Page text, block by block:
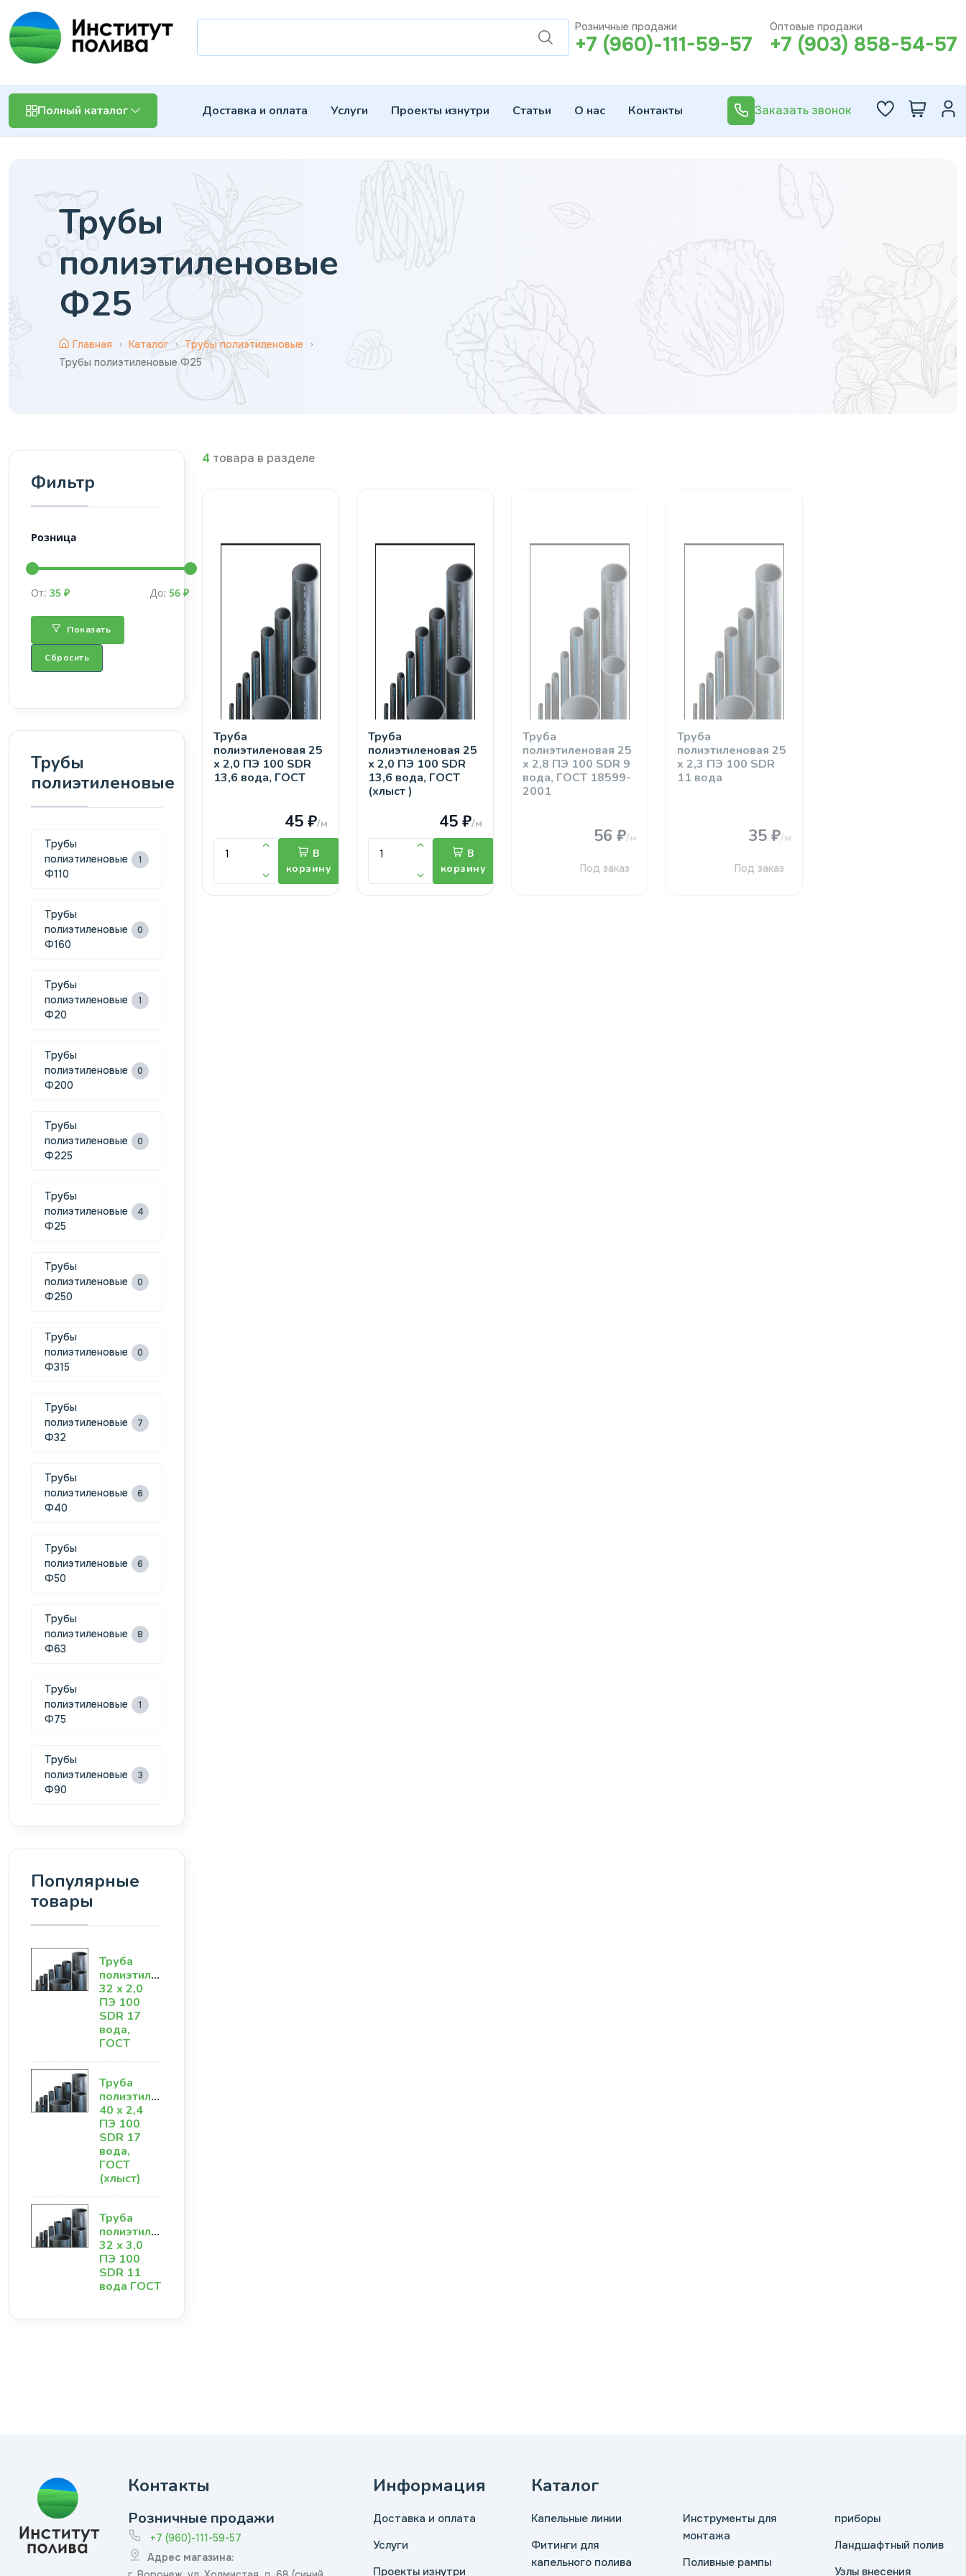
Розничные продажи
+7 (960)-111-59-57
Оптовые продажи
+7 (903) 858-54-57
Полный каталог Доставка и оплата Услуги Проекты изнутри Статьи О нас Контакты Заказать звонок
Трубы
полиэтиленовые
Ф25
Главная Каталог
Трубы полиэтиленовые
Трубы полиэтиленовые Ф25
Фильтр
Розница
От:35 ₽ До:56 ₽
Показать
Сбросить
Трубы
полиэтиленовые
Трубы
полиэтиленовые
Ф110
1
Трубы
полиэтиленовые
Ф160
0
Трубы
полиэтиленовые
Ф20
1
Трубы
полиэтиленовые
Ф200
0
Трубы
полиэтиленовые
Ф225
0
Трубы
полиэтиленовые
Ф25
4
Трубы
полиэтиленовые
Ф250
0
Трубы
полиэтиленовые
Ф315
0
Трубы
полиэтиленовые
Ф32
7
Трубы
полиэтиленовые
Ф40
6
Трубы
полиэтиленовые
Ф50
6
Трубы
полиэтиленовые
Ф63
8
Трубы
полиэтиленовые
Ф75
1
Трубы
полиэтиленовые
Ф90
3
Популярные
товары
Труба
полиэтиленовая
32 х 2,0
ПЭ 100
SDR 17
вода,
ГОСТ
Труба
полиэтиленовая
40 х 2,4
ПЭ 100
SDR 17
вода,
ГОСТ
(хлыст)
Труба
полиэтиленовая
32 х 3,0
ПЭ 100
SDR 11
вода ГОСТ
4 товара в разделе
Труба
полиэтиленовая 25
х 2,0 ПЭ 100 SDR
13,6 вода, ГОСТ
45 ₽/м
В
корзину
Труба
полиэтиленовая 25
х 2,0 ПЭ 100 SDR
13,6 вода, ГОСТ
(хлыст )
45 ₽/м
В
корзину
Труба
полиэтиленовая 25
х 2,8 ПЭ 100 SDR 9
вода, ГОСТ 18599-
2001
56 ₽/м
Под заказ
Труба
полиэтиленовая 25
х 2,3 ПЭ 100 SDR
11 вода
35 ₽/м
Под заказ
Контакты
Розничные продажи
+7 (960)-111-59-57
Адрес магазина:
Информация
Доставка и оплата
Услуги
Проекты изнутри
Каталог
Капельные линии
Фитинги для
капельного полива
Инструменты для
монтажа
Поливные рампы
приборы
Ландшафтный полив
Узлы внесения